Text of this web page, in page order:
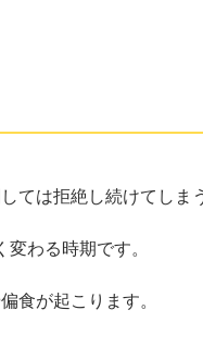
は拒絶し続けてしま
わる時期です。
食が起こります。